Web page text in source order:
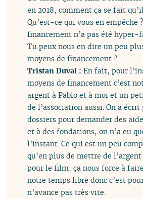
en 2018, comment ça se fait
Qu’est-ce qui vous en empêche
financement n’a pas été hyper-
Tu peux nous en dire un peu
moyens de financement ?
Tristan Duval :En fait, pour
moyens de financement c’est
argent à Pablo et à moi et un
de l’association aussi. On a écrit
dossiers pour demander des
et à des fondations, on n’a eu
l’instant. Ce qui est un peu
qu’en plus de mettre de
pour le film, ça nous force à
notre temps libre donc c’est
n’avance pas très vite.